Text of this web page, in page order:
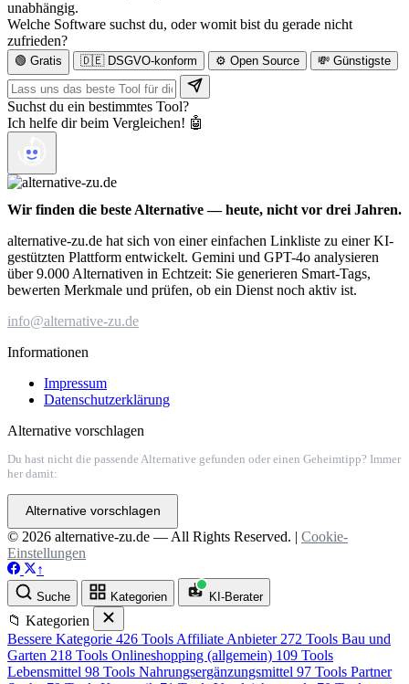
unabhängig.
Welche Software suchst du, oder womit bist du gerade nicht
zufrieden?
🟢 Gratis 🇩🇪 DSGVO-konform ⚙️ Open Source 💸 Günstigste
Suchst du ein bestimmtes Tool?
Ich helfe dir beim Vergleichen! 🤖
Wir finden die beste Alternative — heute, nicht vor drei Jahren.
alternative-zu.de hat sich von einer einfachen Linkliste zu einer KI-
gestützten Plattform entwickelt. Gemini und GPT-4o analysieren
über 9.000 Alternativen in Echtzeit: Sie generieren Smart-Tags,
bewerten Merkmale und prüfen, ob ein Dienst noch aktiv ist.
info@alternative-zu.de
Informationen
Impressum
Datenschutzerklärung
Alternative vorschlagen
Du hast nicht die passende Alternative gefunden oder einen Geheimtipp? Immer
her damit:
Alternative vorschlagen
© 2026 alternative-zu.de — All Rights Reserved. | Cookie-
Einstellungen
↑
Suche Kategorien KI-Berater
📁 Kategorien
Bessere Kategorie 426 Tools Affiliate Anbieter 272 Tools Bau und
Garten 218 Tools Onlineshopping (allgemein) 109 Tools
Lebensmittel 98 Tools Nahrungsergänzungsmittel 97 Tools Partner